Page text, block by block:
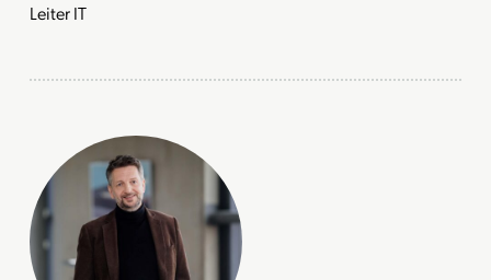
Leiter IT